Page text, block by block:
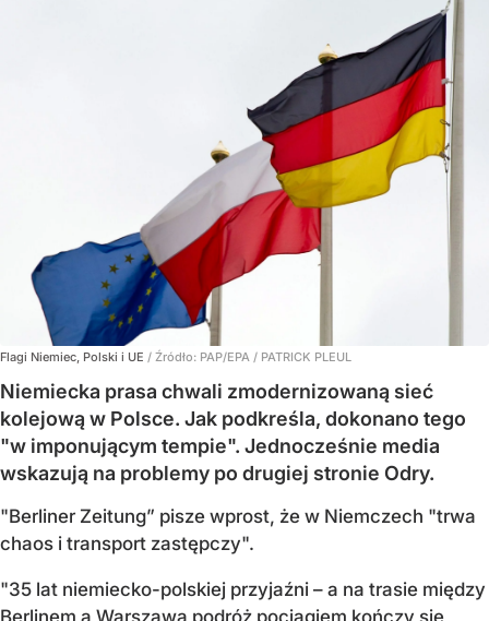
Flagi Niemiec, Polski i UE / Źródło: PAP/EPA / PATRICK PLEUL
Niemiecka prasa chwali zmodernizowaną sieć
kolejową w Polsce. Jak podkreśla, dokonano tego
"w imponującym tempie". Jednocześnie media
wskazują na problemy po drugiej stronie Odry.
"Berliner Zeitung” pisze wprost, że w Niemczech "trwa
chaos i transport zastępczy".
"35 lat niemiecko-polskiej przyjaźni – a na trasie między
Berlinem a Warszawą podróż pociągiem kończy się